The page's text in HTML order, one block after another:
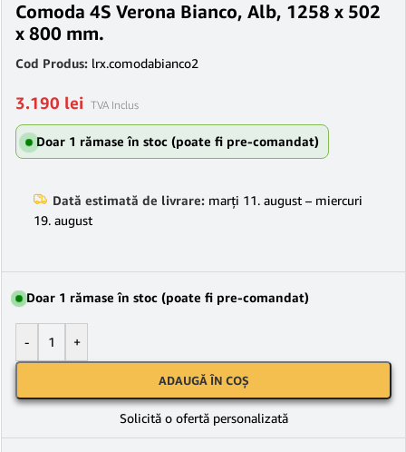
Comoda 4S Verona Bianco, Alb, 1258 x 502
x 800 mm.
Cod Produs: lrx.comodabianco2
3.190 lei TVA Inclus
Doar 1 rămase în stoc (poate fi pre-comandat)
Dată estimată de livrare: marți 11. august – miercuri
19. august
Doar 1 rămase în stoc (poate fi pre-comandat)
- +
ADAUGĂ ÎN COȘ
Solicită o ofertă personalizată